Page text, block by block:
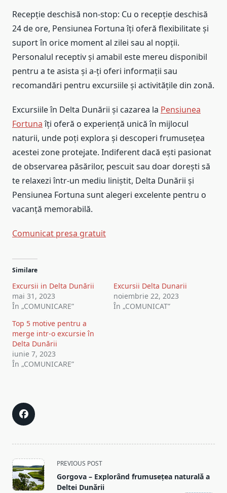
Recepție deschisă non-stop: Cu o recepție deschisă
24 de ore, Pensiunea Fortuna îți oferă flexibilitate și
suport în orice moment al zilei sau al nopții.
Personalul receptiv și amabil este mereu disponibil
pentru a te asista și a-ți oferi informații sau
recomandări pentru excursiile și activitățile din zonă.
Excursiile în Delta Dunării și cazarea la Pensiunea
Fortunaîți oferă o experiență unică în mijlocul
naturii, unde poți explora și descoperi frumusețea
acestei zone protejate. Indiferent dacă ești pasionat
de observarea păsărilor, pescuit sau doar dorești să
te relaxezi într-un mediu liniștit, Delta Dunării și
Pensiunea Fortuna sunt alegeri excelente pentru o
vacanță memorabilă.
Post
navigation
Comunicat presa gratuit
Similare
Excursii in Delta Dunării
mai 31, 2023
În „COMUNICARE”
Excursii Delta Dunarii
noiembrie 22, 2023
În „COMUNICAT”
Top 5 motive pentru a
merge intr-o excursie în
Delta Dunării
iunie 7, 2023
În „COMUNICARE”
<span
class="nav-
subtitle
PREVIOUS POST
Gorgova – Explorând frumusețea naturală a
Deltei Dunării